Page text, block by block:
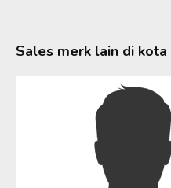
Sales merk lain di kota